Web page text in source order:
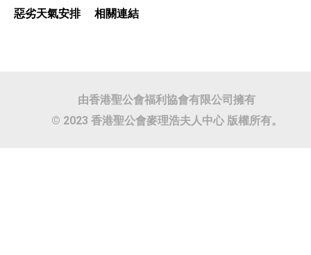
惡劣天氣安排
相關連結
由香港聖公會福利協會有限公司擁有
© 2023 香港聖公會麥理浩夫人中心 版權所有。